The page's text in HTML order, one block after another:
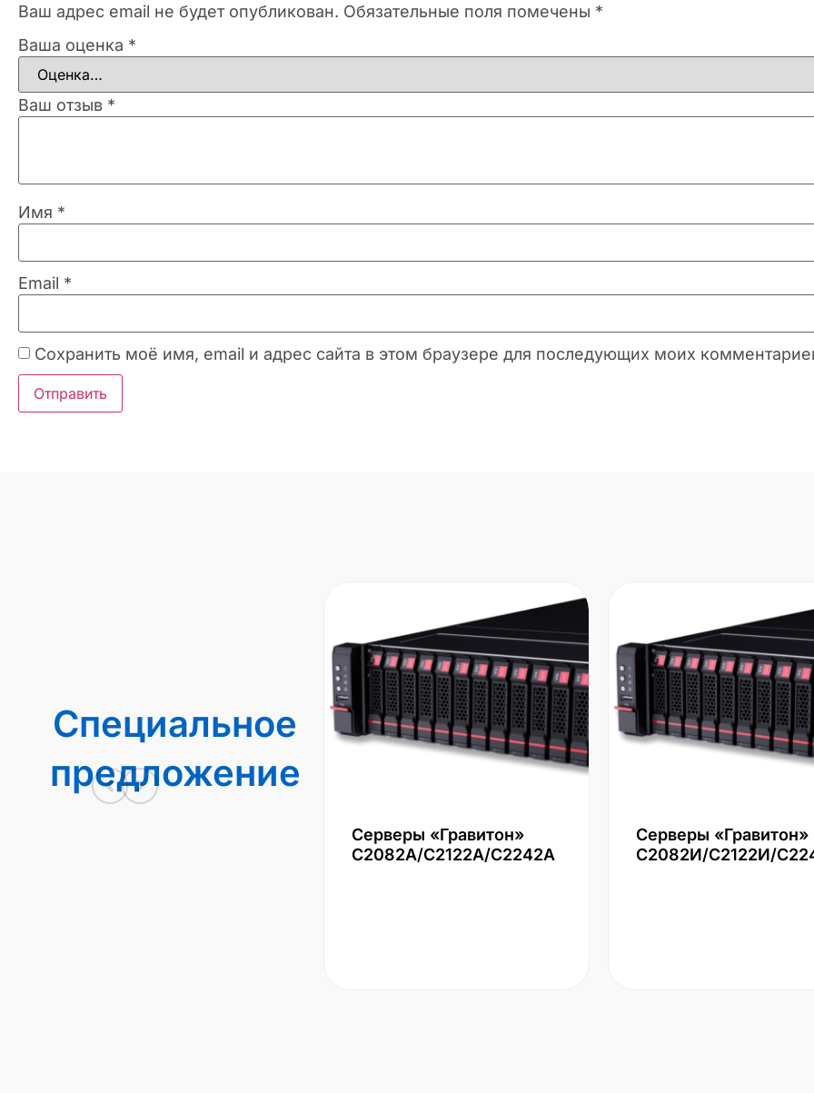
Ваш адрес email не будет опубликован. Обязательные поля помечены *
Ваша оценка *
Ваш отзыв *
Имя *
Email *
Сохранить моё имя, email и адрес сайта в этом браузере для последующих моих
Специальное
предложение
Серверы «Гравитон»
С2082А/С2122А/С2242А
Серверы «Гравитон»
С2082И/С2122И/